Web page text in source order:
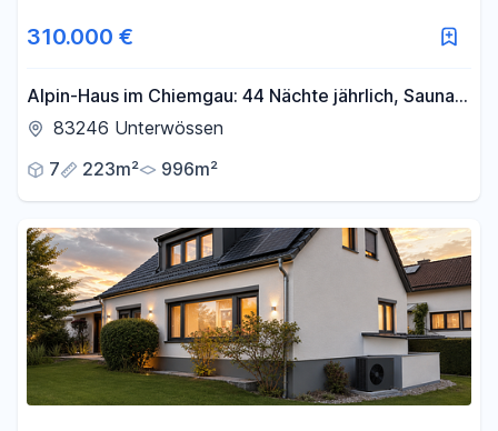
310.000 €
Alpin-Haus im Chiemgau: 44 Nächte jährlich, Sauna
& Bergblick
83246 Unterwössen
7
223m² 996m²